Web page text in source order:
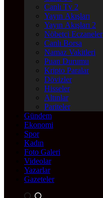
Canlı Tv 2
Yayın Akışları
Yayın Akışları 2
Nöbetçi Eczaneler
Canlı Borsa
Namaz Vakitleri
Puan Durumu
Kripto Paralar
Dövizler
Hisseler
Altınlar
Pariteler
Gündem
Ekonomi
Spor
Kadın
Foto Galeri
Videolar
Yazarlar
Gazeteler